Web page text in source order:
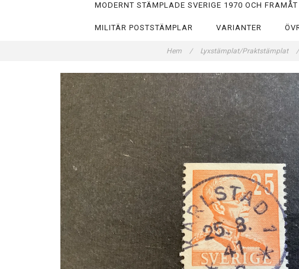
MODERNT STÄMPLADE SVERIGE 1970 OCH FRAMÅT
MILITÄR POSTSTÄMPLAR VARIANTER
Hem / Lyxstämplat/Praktstämplat /